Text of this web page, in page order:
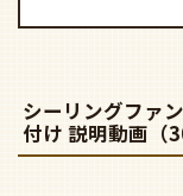
シーリングファ
付け 説明動画（